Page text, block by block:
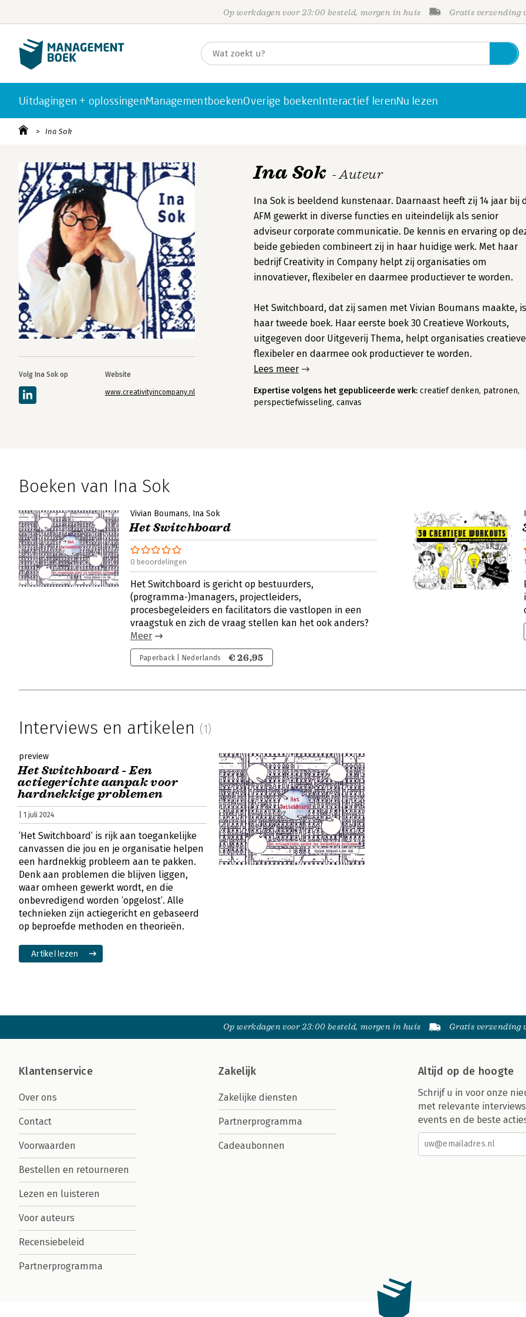
Op werkdagen voor 23:00 besteld, morgen in huis Gratis verzending
Uitdagingen + oplossingenManagementboekenOverige boekenInteractief lerenNu lezen
Ina Sok
Volg Ina Sok op Website
www.creativityincompany.nl
Ina Sok - Auteur
Ina Sok is beeldend kunstenaar. Daarnaast heeft zij 14 jaar bij
AFM gewerkt in diverse functies en uiteindelijk als senior
adviseur corporate communicatie. De kennis en ervaring op
beide gebieden combineert zij in haar huidige werk. Met haar
bedrijf Creativity in Company helpt zij organisaties om
innovatiever, flexibeler en daarmee productiever te worden.
Het Switchboard, dat zij samen met Vivian Boumans maakte, is
haar tweede boek. Haar eerste boek 30 Creatieve Workouts,
uitgegeven door Uitgeverij Thema, helpt organisaties
flexibeler en daarmee ook productiever te worden.
Lees meer
Expertise volgens het gepubliceerde werk: creatief denken, patronen,
perspectiefwisseling, canvas
Boeken van Ina Sok
Vivian Boumans Ina Sok
Het Switchboard
0 beoordelingen
Het Switchboard is gericht op bestuurders,
(programma-)managers, projectleiders,
procesbegeleiders en facilitators die vastlopen in een
vraagstuk en zich de vraag stellen kan het ook anders?
Meer
Paperback | Nederlands € 26,95
Interviews en artikelen (1)
preview
Het Switchboard - Een
actiegerichte aanpak voor
hardnekkige problemen
| 1 juli 2024
‘Het Switchboard‘ is rijk aan toegankelijke
canvassen die jou en je organisatie helpen
een hardnekkig probleem aan te pakken.
Denk aan problemen die blijven liggen,
waar omheen gewerkt wordt, en die
onbevredigend worden ‘opgelost‘. Alle
technieken zijn actiegericht en gebaseerd
op beproefde methoden en theorieën.
Artikel lezen
Op werkdagen voor 23:00 besteld, morgen in huis Gratis verzending
Klantenservice
Over ons
Contact
Voorwaarden
Bestellen en retourneren
Lezen en luisteren
Voor auteurs
Recensiebeleid
Partnerprogramma
Zakelijk
Zakelijke diensten
Partnerprogramma
Cadeaubonnen
Altijd op de hoogte
Schrijf u in voor onze
met relevante
events en de beste